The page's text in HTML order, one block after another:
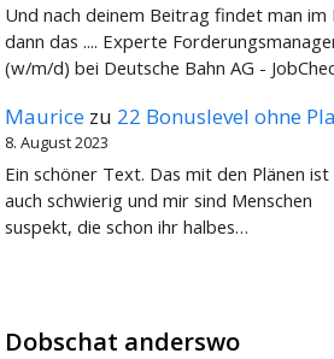
Und nach deinem Beitrag findet man im
dann das .... Experte
(w/m/d) bei Deutsche Bahn AG -
Maurice zu 22 Bonuslevel ohne
8. August 2023
Ein schöner Text. Das mit den Plänen
auch schwierig und mir sind Menschen
suspekt, die schon ihr halbes…
Dobschat anderswo